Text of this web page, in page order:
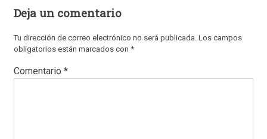
Deja un comentario
Tu dirección de correo electrónico no será publicada. Los campos
obligatorios están marcados con *
Comentario *